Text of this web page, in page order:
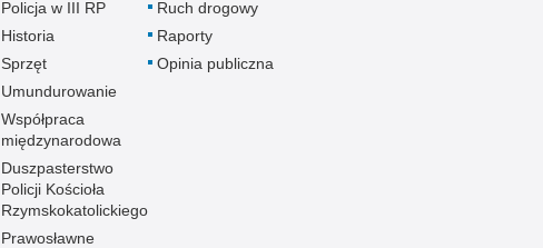
Policja w III RP
Historia
Sprzęt
Umundurowanie
Współpraca
międzynarodowa
Duszpasterstwo
Policji Kościoła
Rzymskokatolickiego
Prawosławne
Ruch drogowy
Raporty
Opinia publiczna